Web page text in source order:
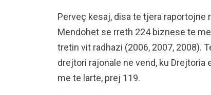
Perveç kesaj, disa te tjera
Mendohet se rreth 224 biznese te
tretin vit radhazi (2006, 2007, 2008).
drejtori rajonale ne vend, ku
me te larte, prej 119.